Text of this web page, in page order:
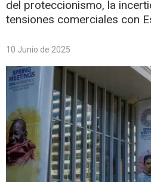
del proteccionismo, la
tensiones comerciales con
10 Junio de 2025